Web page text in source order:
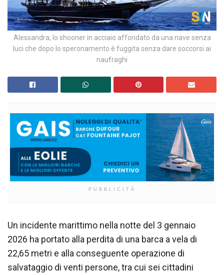
Alessandra, lo shooner in acciaio affondato da una nave senza
luci che dopo lo speronamento è fuggita senza dare soccorsi ai
naufraghi
PUBBLICITÀ
Un incidente marittimo nella notte del 3 gennaio
2026 ha portato alla perdita di una barca a vela di
22,65 metri e alla conseguente operazione di
salvataggio di venti persone, tra cui sei cittadini